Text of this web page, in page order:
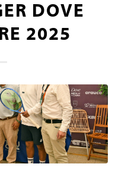
DOVE
2025